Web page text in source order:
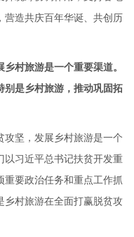
营造共庆百年华诞、共创历
村旅游是一个重要渠道。
别是乡村旅游，推动巩固拓
攻坚，发展乡村旅游是一个
以习近平总书记扶贫开发重
重要政治任务和重点工作抓
乡村旅游在全面打赢脱贫攻